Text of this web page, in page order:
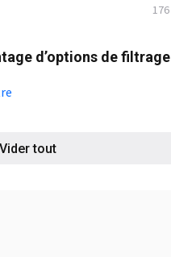
176
d’options de filtrage
Vider tout